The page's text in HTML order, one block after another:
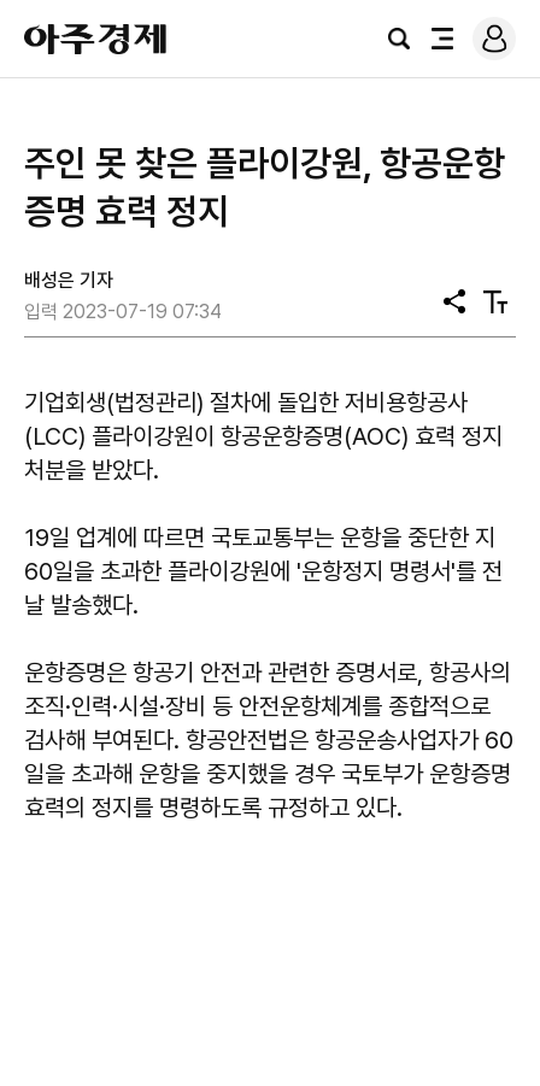
아
주
경
검
전
로
그
주인 못 찾은 플라이강원, 항공운항
증명 효력 정지
배성은 기자
입력 2023-07-19 07:34
공
유
텍
스
기업회생(법정관리) 절차에 돌입한 저비용항공사
(LCC) 플라이강원이 항공운항증명(AOC) 효력 정지
처분을 받았다.
19일 업계에 따르면 국토교통부는 운항을 중단한 지
60일을 초과한 플라이강원에 '운항정지 명령서'를 전
날 발송했다.
운항증명은 항공기 안전과 관련한 증명서로, 항공사의
조직·인력·시설·장비 등 안전운항체계를 종합적으로
검사해 부여된다. 항공안전법은 항공운송사업자가 60
일을 초과해 운항을 중지했을 경우 국토부가 운항증명
효력의 정지를 명령하도록 규정하고 있다.